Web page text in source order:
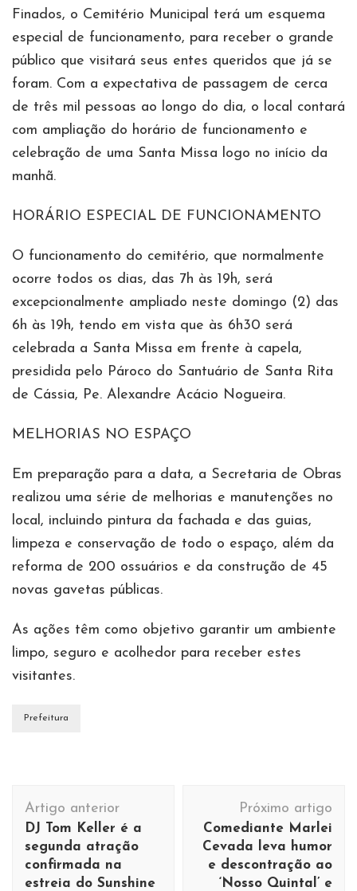
Finados, o Cemitério Municipal terá um esquema
especial de funcionamento, para receber o grande
público que visitará seus entes queridos que já se
foram. Com a expectativa de passagem de cerca
de três mil pessoas ao longo do dia, o local contará
com ampliação do horário de funcionamento e
celebração de uma Santa Missa logo no início da
manhã.
HORÁRIO ESPECIAL DE FUNCIONAMENTO
O funcionamento do cemitério, que normalmente
ocorre todos os dias, das 7h às 19h, será
excepcionalmente ampliado neste domingo (2) das
6h às 19h, tendo em vista que às 6h30 será
celebrada a Santa Missa em frente à capela,
presidida pelo Pároco do Santuário de Santa Rita
de Cássia, Pe. Alexandre Acácio Nogueira.
MELHORIAS NO ESPAÇO
Em preparação para a data, a Secretaria de Obras
realizou uma série de melhorias e manutenções no
local, incluindo pintura da fachada e das guias,
limpeza e conservação de todo o espaço, além da
reforma de 200 ossuários e da construção de 45
novas gavetas públicas.
As ações têm como objetivo garantir um ambiente
limpo, seguro e acolhedor para receber estes
visitantes.
Prefeitura
Navegação
de
post
Artigo anterior
DJ Tom Keller é a
segunda atração
confirmada na
estreia do Sunshine
Próximo artigo
Comediante Marlei
Cevada leva humor
e descontração ao
‘Nosso Quintal’ e